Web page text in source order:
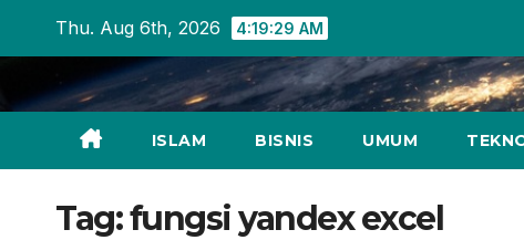
content
Thu. Aug 6th, 2026 4:19:29 AM
ISLAM BISNIS UMUM
Tag:fungsi yandex excel